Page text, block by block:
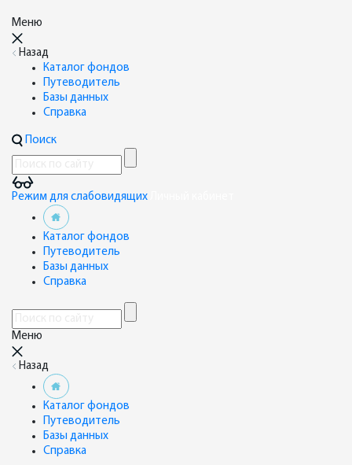
Меню
Назад
Каталог фондов
Путеводитель
Базы данных
Справка
Поиск
Режим для слабовидящих
Каталог фондов
Путеводитель
Базы данных
Справка
Меню
Назад
Каталог фондов
Путеводитель
Базы данных
Справка